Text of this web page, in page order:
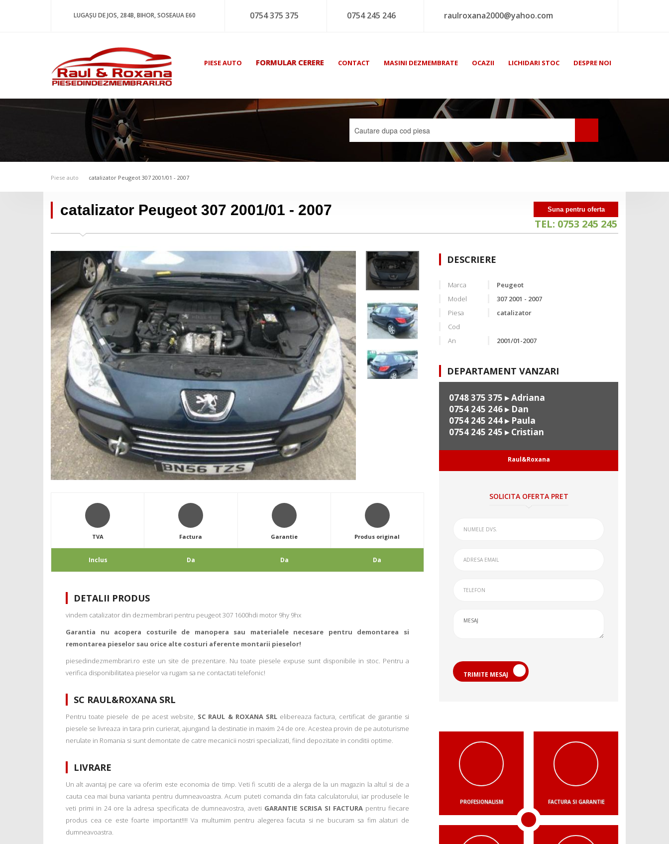
LUGAȘU DE JOS, 284B, BIHOR, SOSEAUA E60 0754 375 375 0754 245 246 raulroxana2000@yahoo.com
PIESE AUTO FORMULAR CERERE CONTACT MASINI DEZMEMBRATE OCAZII LICHIDARI STOC DESPRE NOI
Piese auto catalizator Peugeot 307 2001/01 - 2007
catalizator Peugeot 307 2001/01 - 2007 Suna pentru oferta
TEL: 0753 245 245
TVA
Inclus
Factura
Da
Garantie
Da
Produs original
Da
DETALII PRODUS
vindem catalizator din dezmembrari pentru peugeot 307 1600hdi motor 9hy 9hx
Garantia nu acopera costurile de manopera sau materialele necesare pentru demontarea si
remontarea pieselor sau orice alte costuri aferente montarii pieselor!
piesedindezmembrari.ro este un site de prezentare. Nu toate piesele expuse sunt disponibile in stoc. Pentru a
verifica disponibilitatea pieselor va rugam sa ne contactati telefonic!
SC RAUL&ROXANA SRL
Pentru toate piesele de pe acest website, SC RAUL & ROXANA SRLelibereaza factura, certificat de garantie si
piesele se livreaza in tara prin curierat, ajungand la destinatie in maxim 24 de ore. Acestea provin de pe autoturisme
nerulate in Romania si sunt demontate de catre mecanicii nostri specializati, fiind depozitate in conditii optime.
LIVRARE
Un alt avantaj pe care va oferim este economia de timp. Veti fi scutiti de a alerga de la un magazin la altul si de a
cauta cea mai buna varianta pentru dumneavoastra. Acum puteti comanda din fata calculatorului, iar produsele le
veti primi in 24 ore la adresa specificata de dumneavostra, aveti GARANTIE SCRISA SI FACTURA pentru fiecare
produs cea ce este foarte important!!!! Va multumim pentru alegerea facuta si ne bucuram sa fim alaturi de
dumneavoastra.
DESCRIERE
Marca
Peugeot
Model
307 2001 - 2007
Piesa
catalizator
Cod
An
2001/01-2007
DEPARTAMENT VANZARI
0748 375 375 ▸ Adriana
0754 245 246▸ Dan
0754 245 244▸ Paula
0754 245 245 ▸ Cristian
Raul&Roxana
SOLICITA OFERTA PRET
TRIMITE MESAJ
PROFESIONALISM FACTURA SI GARANTIE